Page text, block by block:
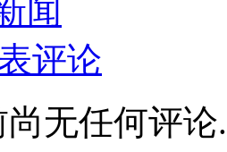
闻
评论
无任何评论.